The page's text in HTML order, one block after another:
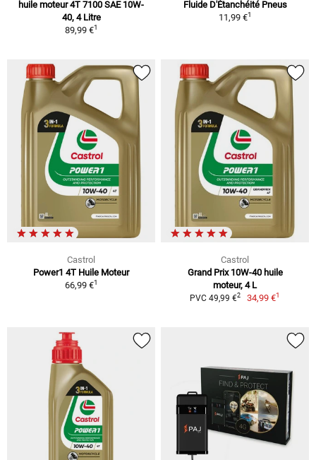
huile moteur 4T 7100 SAE 10W-
40, 4 Litre
89,99 €1
Fluide D'Étanchéité Pneus
11,99 €1
Castrol
Power1 4T Huile Moteur
66,99 €1
Castrol
Grand Prix 10W-40 huile
moteur, 4 L
PVC 49,99 €2 34,99 €1